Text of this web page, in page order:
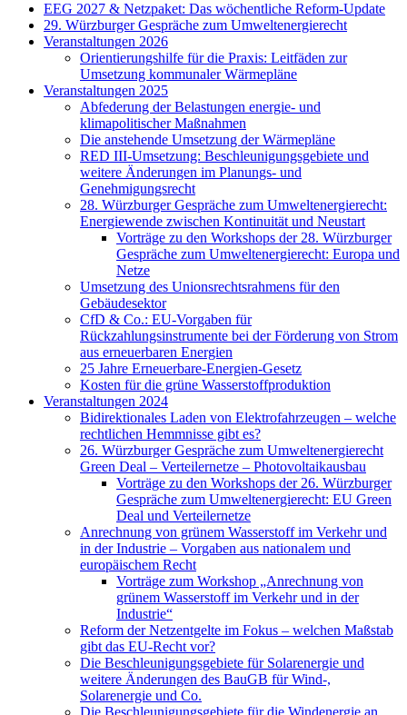
EEG 2027 & Netzpaket: Das wöchentliche Reform-Update
29. Würzburger Gespräche zum Umweltenergierecht
Veranstaltungen 2026
Orientierungshilfe für die Praxis: Leitfäden zur
Umsetzung kommunaler Wärmepläne
Veranstaltungen 2025
Abfederung der Belastungen energie- und
klimapolitischer Maßnahmen
Die anstehende Umsetzung der Wärmepläne
RED III-Umsetzung: Beschleunigungsgebiete und
weitere Änderungen im Planungs- und
Genehmigungsrecht
28. Würzburger Gespräche zum Umweltenergierecht:
Energiewende zwischen Kontinuität und Neustart
Vorträge zu den Workshops der 28. Würzburger
Gespräche zum Umweltenergierecht: Europa und
Netze
Umsetzung des Unionsrechtsrahmens für den
Gebäudesektor
CfD & Co.: EU-Vorgaben für
Rückzahlungsinstrumente bei der Förderung von Strom
aus erneuerbaren Energien
25 Jahre Erneuerbare-Energien-Gesetz
Kosten für die grüne Wasserstoffproduktion
Veranstaltungen 2024
Bidirektionales Laden von Elektrofahrzeugen – welche
rechtlichen Hemmnisse gibt es?
26. Würzburger Gespräche zum Umweltenergierecht
Green Deal – Verteilernetze – Photovoltaikausbau
Vorträge zu den Workshops der 26. Würzburger
Gespräche zum Umweltenergierecht: EU Green
Deal und Verteilernetze
Anrechnung von grünem Wasserstoff im Verkehr und
in der Industrie – Vorgaben aus nationalem und
europäischem Recht
Vorträge zum Workshop „Anrechnung von
grünem Wasserstoff im Verkehr und in der
Industrie“
Reform der Netzentgelte im Fokus – welchen Maßstab
gibt das EU-Recht vor?
Die Beschleunigungsgebiete für Solarenergie und
weitere Änderungen des BauGB für Wind-,
Solarenergie und Co.
Die Beschleunigungsgebiete für die Windenergie an